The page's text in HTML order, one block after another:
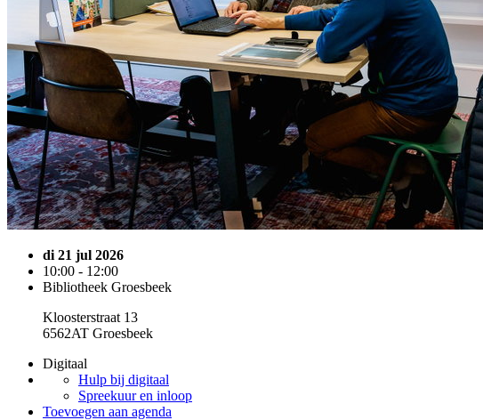
di 21 jul 2026
10:00 - 12:00
Bibliotheek Groesbeek
Kloosterstraat 13
6562AT Groesbeek
Digitaal
Hulp bij digitaal
Spreekuur en inloop
Toevoegen aan agenda